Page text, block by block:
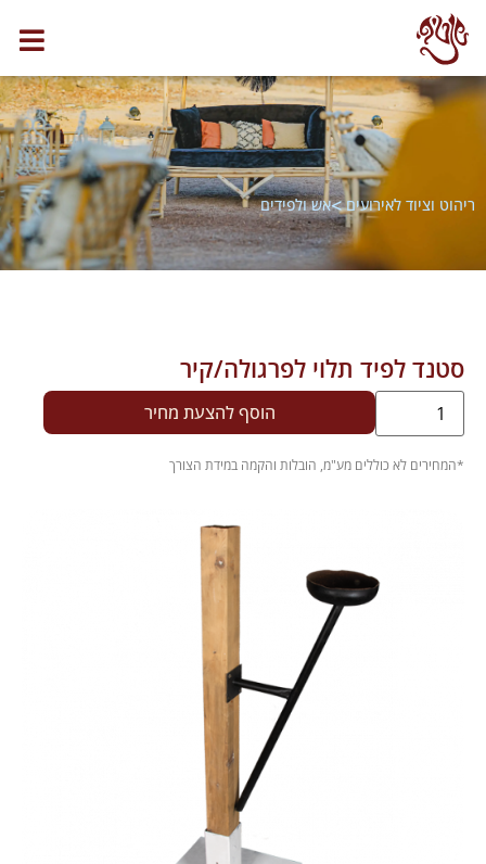
ריהוט וציוד לאירועים >אש ולפידים
סטנד לפיד תלוי לפרגולה/קיר
הוסף להצעת מחיר
*המחירים לא כוללים מע"מ, הובלות והקמה במידת הצורך